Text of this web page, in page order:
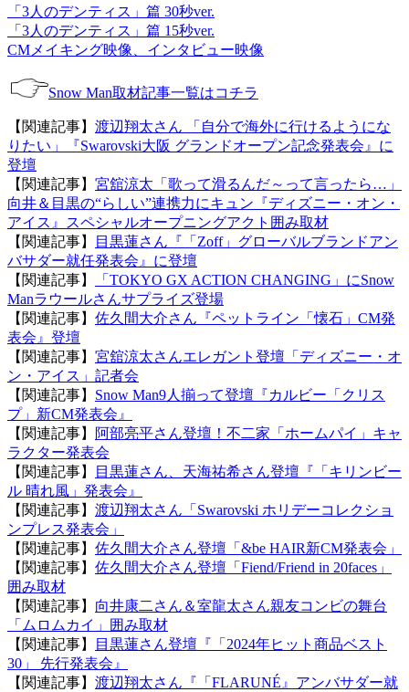
「3人のデンティス」篇 30秒ver.
「3人のデンティス」篇 15秒ver.
CMメイキング映像、インタビュー映像
Snow Man取材記事一覧はコチラ
【関連記事】 渡辺翔太さん 「自分で海外に行けるようにな
りたい」『Swarovski大阪 グランドオープン記念発表会』に
登壇
【関連記事】 宮舘涼太「歌って滑るんだ～って言ったら…」
向井＆目黒の“らしい”連携力にキュン『ディズニー・オン・
アイス』スペシャルオープニングアクト囲み取材
【関連記事】
目黒蓮さん『「Zoff」グローバルブランドアン
バサダー就任発表会』に登壇
【関連記事】
「TOKYO GX ACTION CHANGING」にSnow
Manラウールさんサプライズ登場
【関連記事】 佐久間大介さん『ペットライン「懐石」CM発
表会』登壇
【関連記事】 宮舘涼太さんエレガント登壇「ディズニー・オ
ン・アイス」記者会
【関連記事】 Snow Man9人揃って登壇『カルビー「クリス
プ」新CM発表会』
【関連記事】
阿部亮平さん登壇！不二家「ホームパイ」キャ
ラクター発表会
【関連記事】
目黒蓮さん、天海祐希さん登壇『「キリンビー
ル 晴れ風」発表会』
【関連記事】 渡辺翔太さん「Swarovski ホリデーコレクショ
ンプレス発表会」
【関連記事】 佐久間大介さん登壇「&be HAIR新CM発表会」
【関連記事】 佐久間大介さん登壇「Fiend/Friend in 20faces」
囲み取材
【関連記事】 向井康二さん＆室龍太さん親友コンビの舞台
「ムロムカイ」囲み取材
【関連記事】
目黒蓮さん登壇『「2024年ヒット商品ベスト
30」 先行発表会』
【関連記事】 渡辺翔太さん『「FLARUNÉ』アンバサダー就